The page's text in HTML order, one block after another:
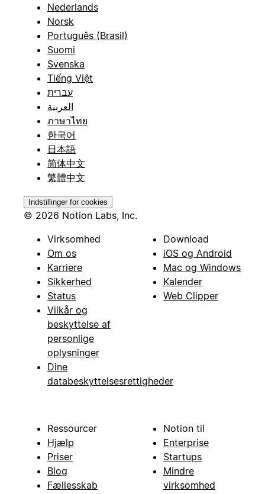
Nederlands
Norsk
Português (Brasil)
Suomi
Svenska
Tiếng Việt
עברית
العربية
ภาษาไทย
한국어
日本語
简体中文
繁體中文
Indstillinger for cookies
© 2026 Notion Labs, Inc.
Virksomhed
Om os
Karriere
Sikkerhed
Status
Vilkår og
beskyttelse af
personlige
oplysninger
Dine
databeskyttelsesrettigheder
Download
iOS og Android
Mac og Windows
Kalender
Web Clipper
Ressourcer
Hjælp
Priser
Blog
Fællesskab
Notion til
Enterprise
Startups
Mindre
virksomhed